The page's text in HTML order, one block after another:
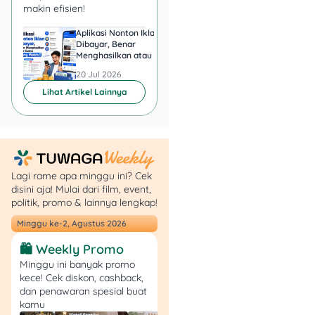
Nggak perlu ribet pindah-
pindah saldo antarae-
walletdan rekening, karena
semua bisa dilakukan di
satu tempat. Fleksibel
banget buat kamu yang
suka transaksi cepat tapi
tumbuh di tabungan.
4. Diawasi OJK &
dijamin LPS
Soal keamanan, kamu
nggak perlu khawatir
karena GoPay Tabungan
by Jago ini merupakan
produk resmi dari Bank
Jago yang udah diawasi
makin efisien!
Aplikasi Nonton Iklan
Dibayar, Benar
Menghasilkan atau Cuma
20 Jul 2026
Lihat Artikel Lainnya
Lagi rame apa minggu ini? Cek
disini aja! Mulai dari film, event,
politik, promo & lainnya lengkap!
Minggu ke-2, Agustus 2026
🛍️ Weekly Promo
Minggu ini banyak promo
kece! Cek diskon, cashback,
dan penawaran spesial buat
kamu